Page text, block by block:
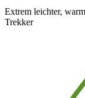
Extrem leichter,
Trekker